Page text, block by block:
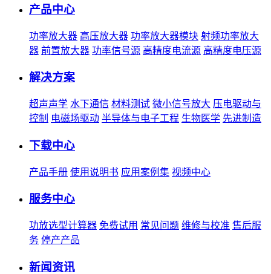
产品中心
功率放大器 高压放大器 功率放大器模块 射频功率放大
器 前置放大器 功率信号源 高精度电流源 高精度电压源
解决方案
超声声学 水下通信 材料测试 微小信号放大 压电驱动与
控制 电磁场驱动 半导体与电子工程 生物医学 先进制造
下载中心
产品手册 使用说明书 应用案例集 视频中心
服务中心
功放选型计算器 免费试用 常见问题 维修与校准 售后服
务 停产产品
新闻资讯